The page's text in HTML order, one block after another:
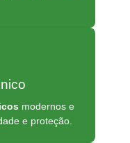
modernos e
e proteção.